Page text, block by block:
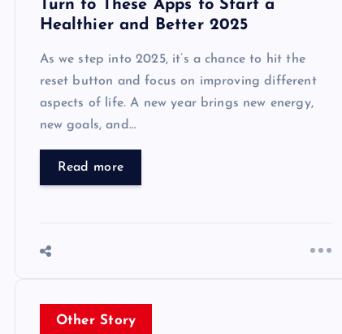
Turn to These Apps to Start a
Healthier and Better 2025
As we step into 2025, it’s a chance to hit the
reset button and focus on improving different
aspects of life. A new year brings new energy,
new goals, and…
Read more
Other Story